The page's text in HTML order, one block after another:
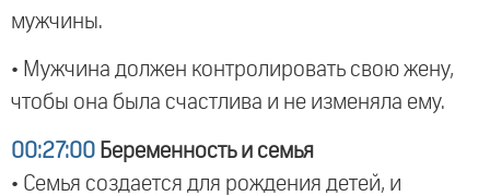
мужчины.
• Мужчина должен контролировать свою жену,
чтобы она была счастлива и не изменяла ему.
00:27:00 Беременность и семья
• Семья создается для рождения детей, и